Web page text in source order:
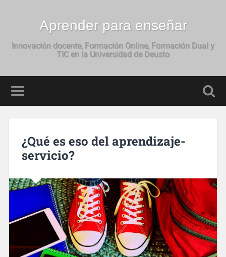
Aprender para enseñar
Innovación docente, Formación Online, Formación Dual y
TIC en la Universidad de Deusto
¿Qué es eso del aprendizaje-
servicio?